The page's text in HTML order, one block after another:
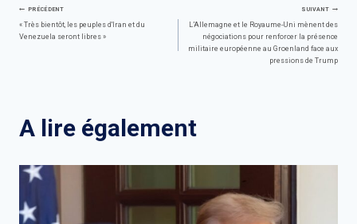
Navigation
PRÉCÉDENT
« Très bientôt, les peuples d'Iran et du
Venezuela seront libres »
SUIVANT
L’Allemagne et le Royaume-Uni mènent des
négociations pour renforcer la présence
militaire européenne au Groenland face aux
pressions de Trump
A lire également